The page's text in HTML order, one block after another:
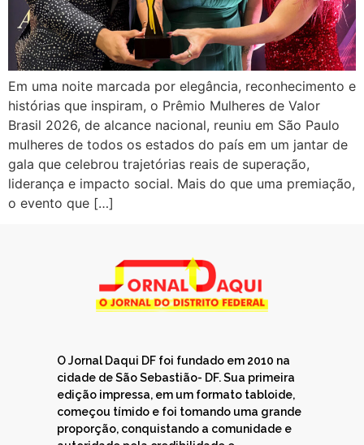
Em uma noite marcada por elegância, reconhecimento e
histórias que inspiram, o Prêmio Mulheres de Valor
Brasil 2026, de alcance nacional, reuniu em São Paulo
mulheres de todos os estados do país em um jantar de
gala que celebrou trajetórias reais de superação,
liderança e impacto social. Mais do que uma premiação,
o evento que […]
O Jornal Daqui DF foi fundado em 2010 na
cidade de São Sebastião- DF. Sua primeira
edição impressa, em um formato tabloide,
começou tímido e foi tomando uma grande
proporção, conquistando a comunidade e